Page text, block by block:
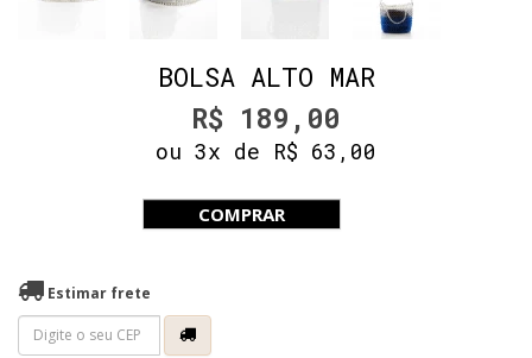
BOLSA ALTO MAR
R$ 189,00
ou 3x de R$ 63,00
COMPRAR
Estimar frete